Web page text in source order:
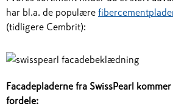
har bl.a. de populære
(tidligere Cembrit):
Facadepladerne fra SwissPearl
fordele: